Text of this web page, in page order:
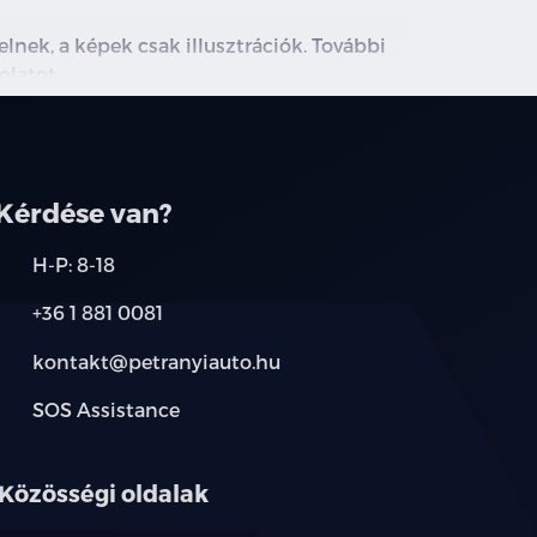
a képek csak illusztrációk. További
van?
H-P: 8-18
+36 1 881 0081
kontakt@petranyiauto.hu
SOS Assistance
Közösségi oldalak